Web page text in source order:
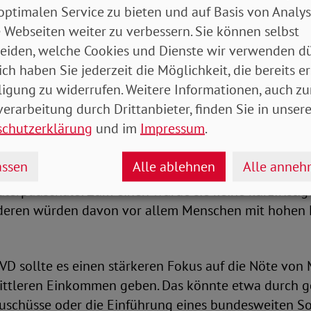
konkreten Entscheidungen getroffen.
für Bedürftige
eine Erhöhung der Pendlerpauschale sowie
Schon am Wochenende könnte es
Der SoVD hatte bereits im vergangenen Jahr
Senkung der Stromsteuer vorerst nur für
nicht aber für Privathaushalte. Kritisch sieht der
Zum einen würde sie keine
würden davon vor allem Menschen mit hohen
sollte es einen stärkeren Fokus auf die Nöte von
Einkommen geben. Das könnte etwa durch
oder die Einführung eines bundesweiten
Service zu bieten und auf Basis von
Webseiten weiter zu verbessern. Sie können selbst
welche Cookies und Dienste wir verwenden
haben Sie jederzeit die Möglichkeit, die bereits
zu widerrufen. Weitere Informationen, auch
durch Drittanbieter, finden Sie in
und im Impressum.
Alle ablehnen Alle